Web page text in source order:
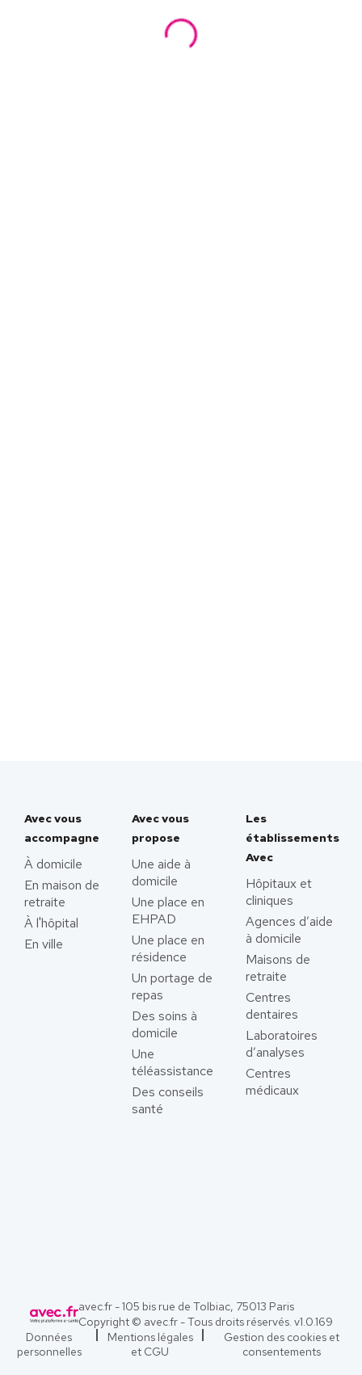
Avec vous
accompagne
À domicile
En maison de
retraite
À l'hôpital
En ville
Avec vous
propose
Une aide à
domicile
Une place en
EHPAD
Une place en
résidence
Un portage de
repas
Des soins à
domicile
Une
téléassistance
Des conseils
santé
Les
établissements
Avec
Hôpitaux et
cliniques
Agences d’aide
à domicile
Maisons de
retraite
Centres
dentaires
Laboratoires
d’analyses
Centres
médicaux
avec.fr - 105 bis rue de Tolbiac, 75013 Paris
Copyright © avec.fr - Tous droits réservés. v1.0.169
Données
personnelles
Mentions légales
et CGU
Gestion des cookies et
consentements